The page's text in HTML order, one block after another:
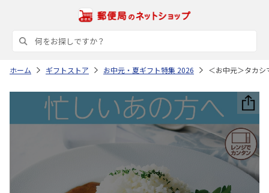
ホーム ギフトストア お中元・夏ギフト特集 2026 ＜お中元＞タカ